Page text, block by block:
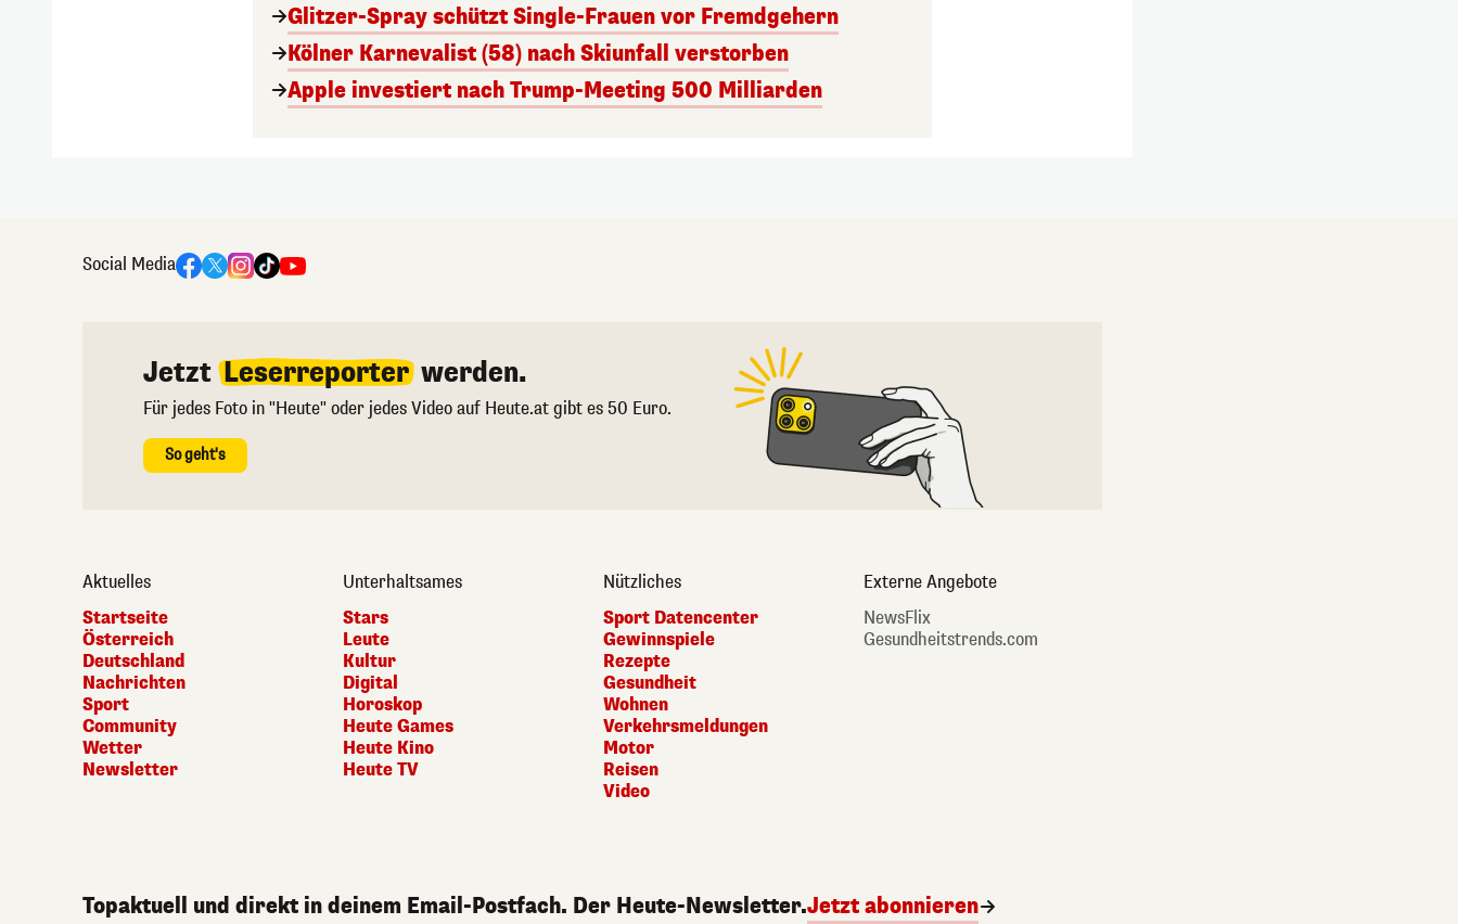
Glitzer-Spray schützt Single-Frauen vor Fremdgehern
Kölner Karnevalist (58) nach Skiunfall verstorben
Apple investiert nach Trump-Meeting 500 Milliarden
Social Media
Jetzt Leserreporter werden.
Für jedes Foto in "Heute" oder jedes Video auf Heute.at gibt es 50 Euro.
So geht's
Aktuelles
Startseite
Österreich
Deutschland
Nachrichten
Sport
Community
Wetter
Newsletter
Unterhaltsames
Stars
Leute
Kultur
Digital
Horoskop
Heute Games
Heute Kino
Heute TV
Nützliches
Sport Datencenter
Gewinnspiele
Rezepte
Gesundheit
Wohnen
Verkehrsmeldungen
Motor
Reisen
Video
Externe Angebote
NewsFlix
Gesundheitstrends.com
Topaktuell und direkt in deinem Email-Postfach. Der Heute-Newsletter.Jetzt abonnieren